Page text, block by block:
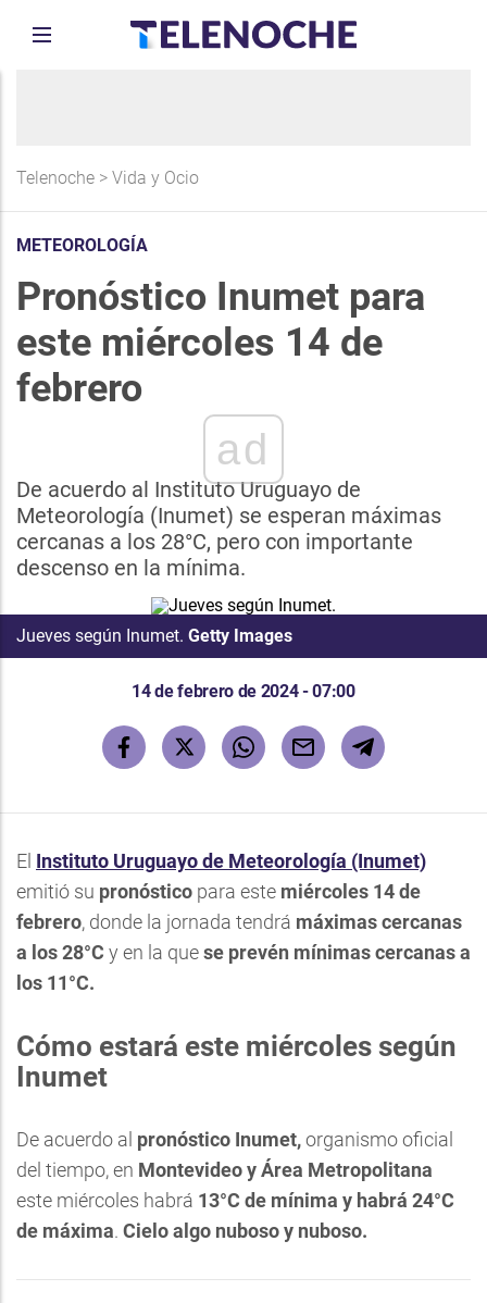
Telenoche > Vida y Ocio
METEOROLOGÍA
Pronóstico Inumet para
este miércoles 14 de
febrero
ad
De acuerdo al Instituto Uruguayo de
Meteorología (Inumet) se esperan máximas
cercanas a los 28°C, pero con importante
descenso en la mínima.
Jueves según Inumet. Getty Images
14 de febrero de 2024 - 07:00
El Instituto Uruguayo de Meteorología (Inumet)
emitió su pronóstico para este miércoles 14de
febrero, donde la jornada tendrá máximas cercanas
a los 28°C y en la quese prevén mínimas cercanas a
los 11°C.
Cómo estará este miércoles según
Inumet
De acuerdo al pronóstico Inumet,organismo oficial
del tiempo, en Montevideo y Área Metropolitana
este miércoles habrá 13°C de mínima y habrá 24°C
de máxima. Cieloalgo nuboso y nuboso.